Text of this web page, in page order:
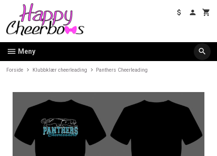
innholdet
Meny
Forside Klubbklær cheerleading Panthers Cheerleading